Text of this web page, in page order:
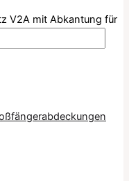
V2A mit Abkantung für